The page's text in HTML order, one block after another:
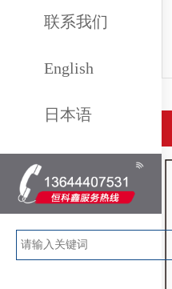
联系我们
English
日本语